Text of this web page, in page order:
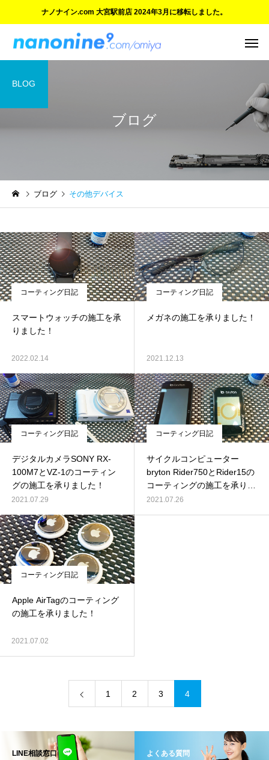
ナノナイン.com 大宮駅前店 2024年3月に移転しました。
ご愛顧に感謝 大宮マルイ店
ついにオープン！『ナ
ブログ
BLOG
ブログ その他デバイス
コーティング日記
スマートウォッチの施工を承
りました！
2022.02.14
コーティング日記
メガネの施工を承りました！
2021.12.13
コーティング日記
デジタルカメラSONY RX-
100M7とVZ-1のコーティン
グの施工を承りました！
2021.07.29
コーティング日記
サイクルコンピューター
bryton Rider750とRider15の
コーティングの施工を承りま
した！
2021.07.26
コーティング日記
Apple AirTagのコーティング
の施工を承りました！
2021.07.02
1 2 3 4
LINE相談窓口 よくある質問